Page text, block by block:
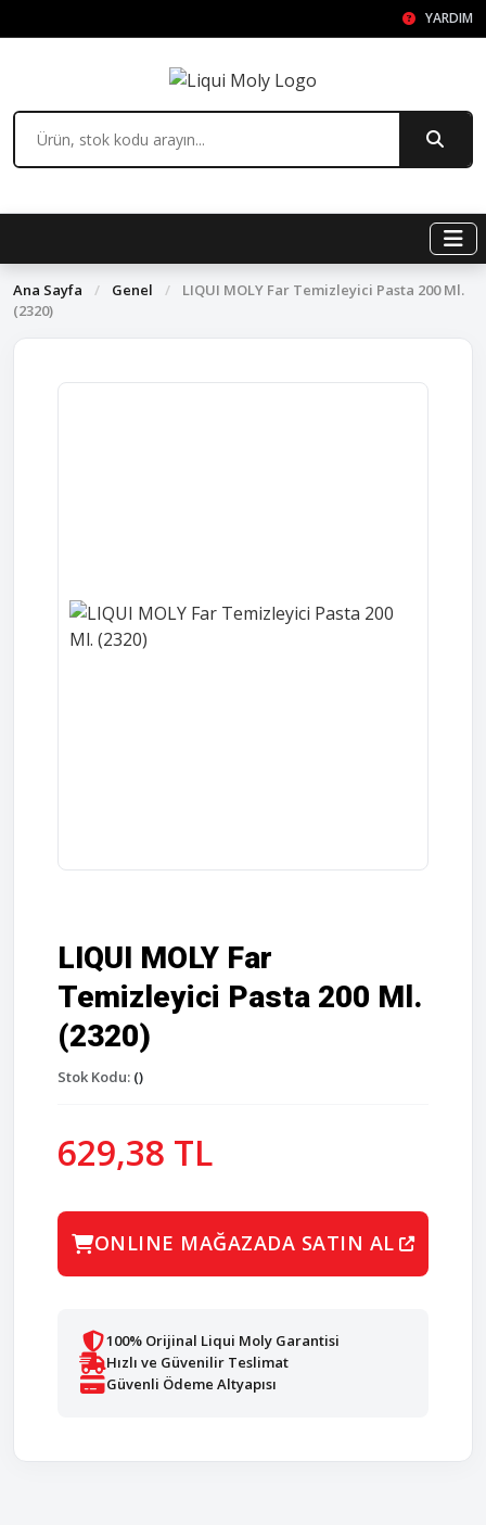
YARDIM
Ana Sayfa / Genel /
LIQUI MOLY Far Temizleyici Pasta 200 Ml.
(2320)
LIQUI MOLY Far
Temizleyici Pasta 200 Ml.
(2320)
Stok Kodu: ()
629,38 TL
ONLINE MAĞAZADA SATIN AL
100% Orijinal Liqui Moly Garantisi
Hızlı ve Güvenilir Teslimat
Güvenli Ödeme Altyapısı